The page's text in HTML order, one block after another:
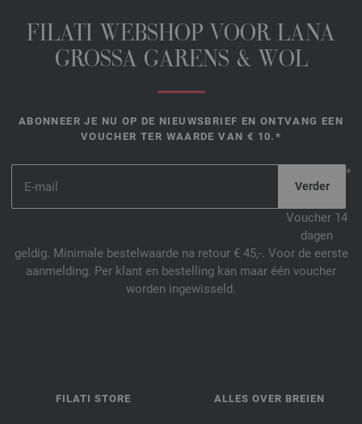
FILATI WEBSHOP VOOR LANA
GROSSA GARENS & WOL
ABONNEER JE NU OP DE NIEUWSBRIEF EN ONTVANG EEN
VOUCHER TER WAARDE VAN € 10.*
*
Voucher 14
dagen
geldig. Minimale bestelwaarde na retour € 45,-. Voor de eerste
aanmelding. Per klant en bestelling kan maar één voucher
worden ingewisseld.
FILATI STORE ALLES OVER BREIEN